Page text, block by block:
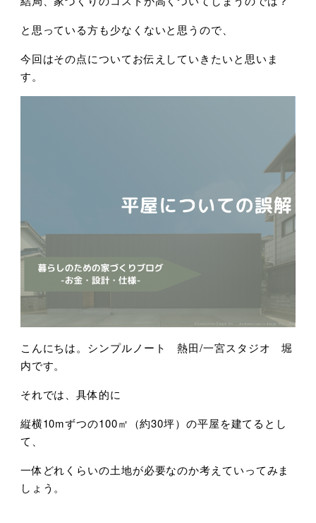
と思っている方も少なくないと思うので、
今回はその点についてお伝えしていきたいと思いま
す。
こんにちは。シンプルノート 熱田/一宮スタジオ 堀
内です。
それでは、具体的に
縦横10mずつの100㎡（約30坪）の平屋を建てるとし
て、
一体どれくらいの土地が必要なのか考えていってみま
しょう。